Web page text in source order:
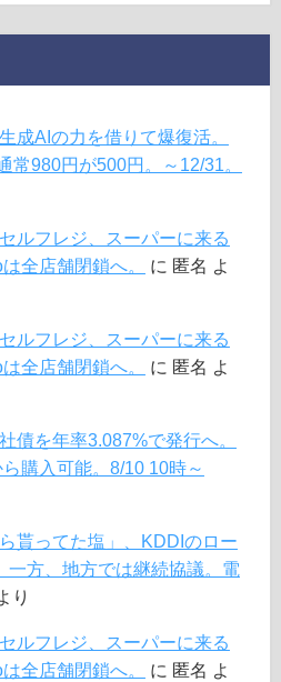
成AIの力を借りて爆復活。
常980円が500円。～12/31。
ルフレジ、スーパーに来る
全店舗閉鎖へ。
に 匿名 よ
ルフレジ、スーパーに来る
全店舗閉鎖へ。
に 匿名 よ
債を年率3.087%で発行へ。
購入可能。8/10 10時～
貰ってた塩」、KDDIのロー
一方、地方では継続協議。電
り
ルフレジ、スーパーに来る
全店舗閉鎖へ。
に 匿名 よ